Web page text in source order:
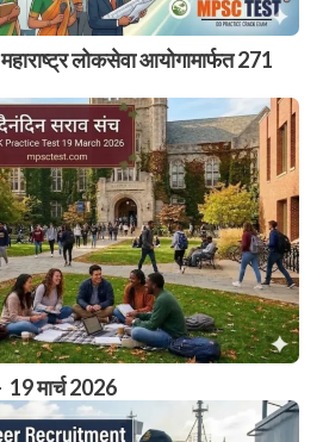
लोकसेवा आयोगामार्फत 271
19 मार्च 2026